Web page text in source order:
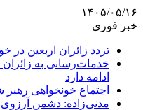
۱۴۰۵/۰۵/۱۶
خبر فوری
تردد زائران اربعین در خوزستان
خدمات‌رسانی به زائران
ادامه دارد
اجتماع خونخواهی رهبر
مدنی‌زاده: دشمن آرزوی